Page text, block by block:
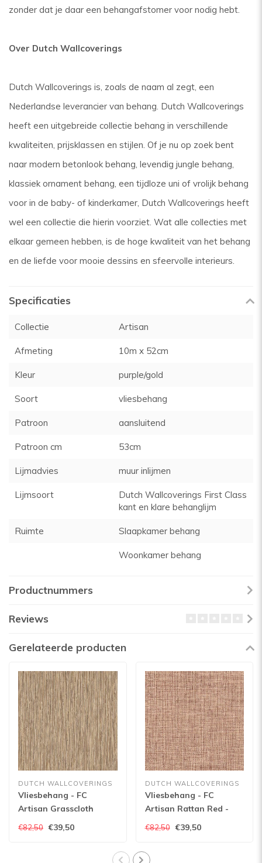
zonder dat je daar een behangafstomer voor nodig hebt.
Over Dutch Wallcoverings
Dutch Wallcoverings is, zoals de naam al zegt, een
Nederlandse leverancier van behang. Dutch Wallcoverings
heeft een uitgebreide collectie behang in verschillende
kwaliteiten, prijsklassen en stijlen. Of je nu op zoek bent
naar modern betonlook behang, levendig jungle behang,
klassiek ornament behang, een tijdloze uni of vrolijk behang
voor in de baby- of kinderkamer, Dutch Wallcoverings heeft
wel een collectie die hierin voorziet. Wat alle collecties met
elkaar gemeen hebben, is de hoge kwaliteit van het behang
en de liefde voor mooie dessins en sfeervolle interieurs.
Specificaties
Collectie Artisan
Afmeting 10m x 52cm
Kleur purple/gold
Soort vliesbehang
Patroon aansluitend
Patroon cm 53cm
Lijmadvies muur inlijmen
Lijmsoort
Dutch Wallcoverings First Class
kant en klare behanglijm
Ruimte Slaapkamer behang
Woonkamer behang
Productnummers
Reviews
Gerelateerde producten
DUTCH WALLCOVERINGS
Vliesbehang - FC
Artisan Grasscloth
€82,50 €39,50
DUTCH WALLCOVERINGS
Vliesbehang - FC
Artisan Rattan Red -
€82,50 €39,50